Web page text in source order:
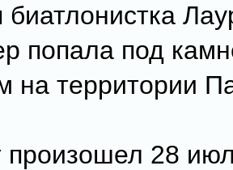
попала под
на территории
произошел 28